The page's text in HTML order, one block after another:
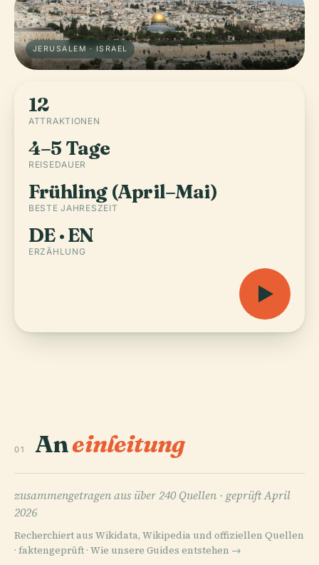
JERUSALEM · ISRAEL
12
ATTRAKTIONEN
4–5 Tage
REISEDAUER
Frühling (April–Mai)
BESTE JAHRESZEIT
DE · EN
ERZÄHLUNG
01 Aneinleitung
zusammengetragen aus über 240 Quellen · geprüft April
2026
Recherchiert aus Wikidata, Wikipedia und offiziellen Quellen
· faktengeprüft · Wie unsere Guides entstehen →